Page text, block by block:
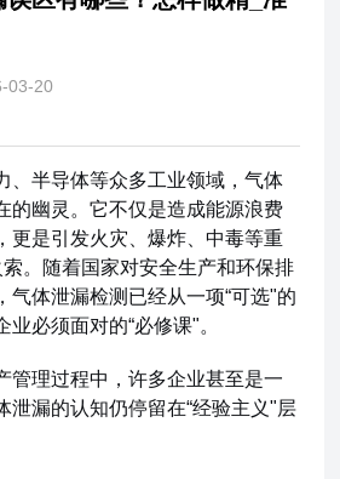
03-20
、半导体等众多工业领域，气体
的幽灵。它不仅是造成能源浪费
更是引发火灾、爆炸、中毒等重
。随着国家对安全生产和环保排
气体泄漏检测已经从一项“可选"的
必须面对的“必修课"。
管理过程中，许多企业甚至是一
泄漏的认知仍停留在“经验主义"层